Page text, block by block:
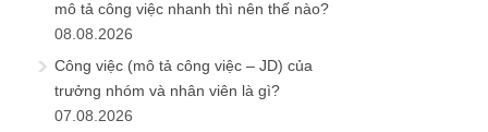
mô tả công việc nhanh thì nên thế nào?
08.08.2026
Công việc (mô tả công việc – JD) của
trưởng nhóm và nhân viên là gì?
07.08.2026